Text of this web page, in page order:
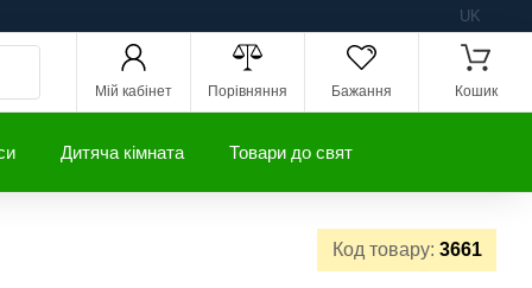
UK
Мій кабінет Порівняння Бажання Кошик
Дитяча кімната Товари до свят
Код товару: 3661